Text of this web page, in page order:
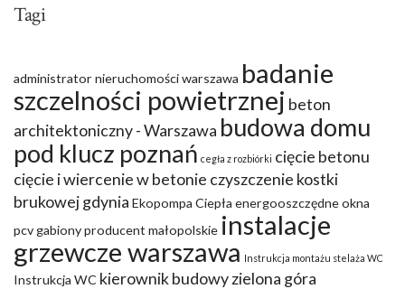
Tagi
administrator nieruchomości warszawa badanie
szczelności powietrznej beton
architektoniczny - Warszawa budowa domu
pod klucz poznań cegła z rozbiórki cięcie betonu
cięcie i wiercenie w betonie czyszczenie kostki
brukowej gdynia Ekopompa Ciepła energooszczędne okna
pcvgabiony producent małopolskie instalacje
grzewcze warszawa Instrukcja montażu stelaża WC
Instrukcja WC kierownik budowy zielona góra